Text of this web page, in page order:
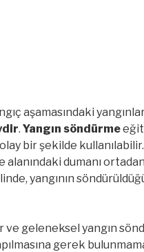
aşamasındaki
. Yangın söndürme
bir şekilde kullanılabilir.
dumanı ortadan
yangının
geleneksel yangın
gerek